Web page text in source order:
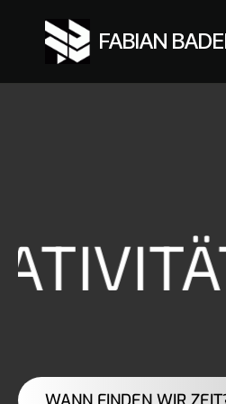
FABIAN